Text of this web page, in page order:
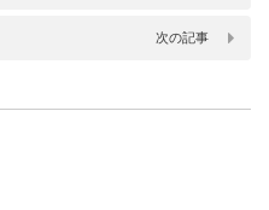
次の記事